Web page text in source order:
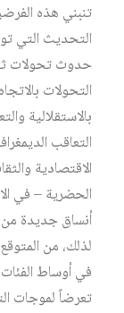
تنبني هذه
التحديث التي
حدوث تحولات
التحولات
بالاستقلالية
التعاقب
الاقتصادية
الحضرية – في
أنساق جديدة من
لذلك، من
في أوساط الفئات
تعرضاً لموجات